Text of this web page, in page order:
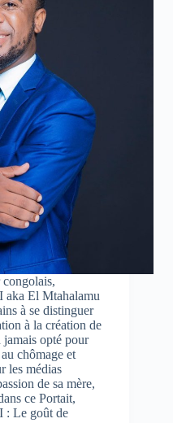
congolais,
El Mtahalamu
à se distinguer
à la création de
jamais opté pour
chômage et
les médias
de sa mère,
ce Portait,
Le goût de